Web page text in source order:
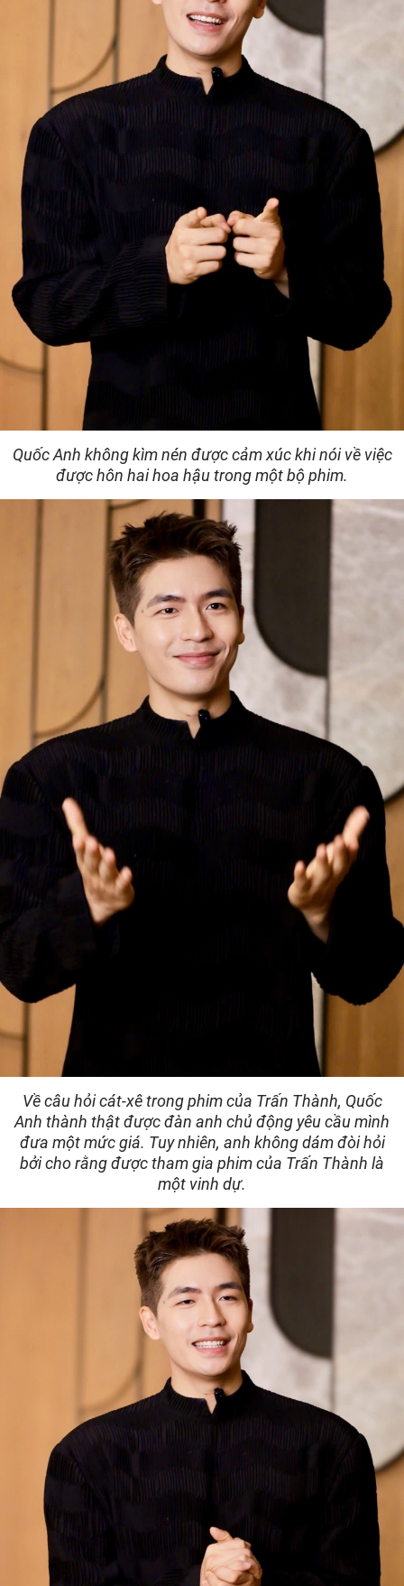
Quốc Anh không kìm nén được cảm xúc khi nói về việc
được hôn hai hoa hậu trong một bộ phim.
Về câu hỏi cát-xê trong phim của Trấn Thành, Quốc
Anh thành thật được đàn anh chủ động yêu cầu mình
đưa một mức giá. Tuy nhiên, anh không dám đòi hỏi
bởi cho rằng được tham gia phim của Trấn Thành là
một vinh dự.